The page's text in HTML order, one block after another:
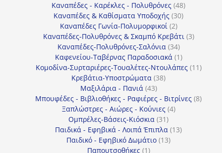
προϊόντα
Καναπέδες - Καρέκλες - Πολυθρόνες 4848
προϊόντα
Καναπέδες & Καθίσματα Υποδοχής 3030
Καναπέδες Γωνία-Πολυμορφικοί 22
προϊόντα
Καναπέδες-Πολυθρόνες & Σκαμπό Κρεβάτι 33
Καναπέδες-Πολυθρόνες-Σαλόνια 3434
προϊόντα
Καφενείου-Ταβέρνας Παραδοσιακά 11
προϊόν
Κομοδίνα-Συρταριέρες-Τουαλέτες-Ντουλάπες 1111
Κρεβάτια-Υποστρώματα 3838
Μαξιλάρια - Πανιά 4343
προϊόντα
Μπουφέδες - Βιβλιοθήκες - Ραφιέρες - Βιτρίνες 88
Ξαπλώστρες - Αιώρες - Κούνιες 44
Ομπρέλες-Βάσεις-Κιόσκια 3131
προϊόντα
Παιδικά - Εφηβικά - Λοιπά Έπιπλα 1313
Παιδικό - Εφηβικό Δωμάτιο 1313
Παπουτσοθήκες 11